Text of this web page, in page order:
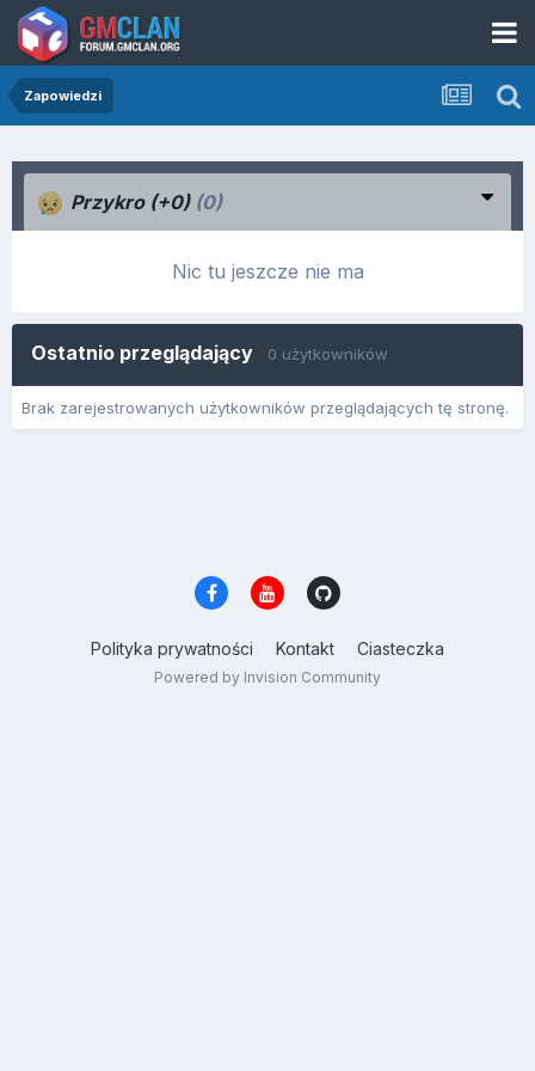
Zapowiedzi
Przykro (+0) (0)
Nic tu jeszcze nie ma
Ostatnio przeglądający 0 użytkowników
Brak zarejestrowanych użytkowników przeglądających tę stronę.
Polityka prywatności Kontakt Ciasteczka
Powered by Invision Community